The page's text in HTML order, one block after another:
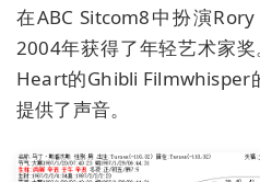
在ABC Sitcom8中扮演
2004年获得了年轻艺术家
Heart的Ghibli Filmwhisper
提供了声音。